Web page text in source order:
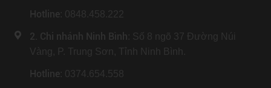
Hotline: 0848.458.222
2. Chi nhánh Ninh Bình: Số 8 ngõ 37 Đường Núi
Vàng, P. Trung Sơn, Tỉnh Ninh Bình.
Hotline: 0374.654.558